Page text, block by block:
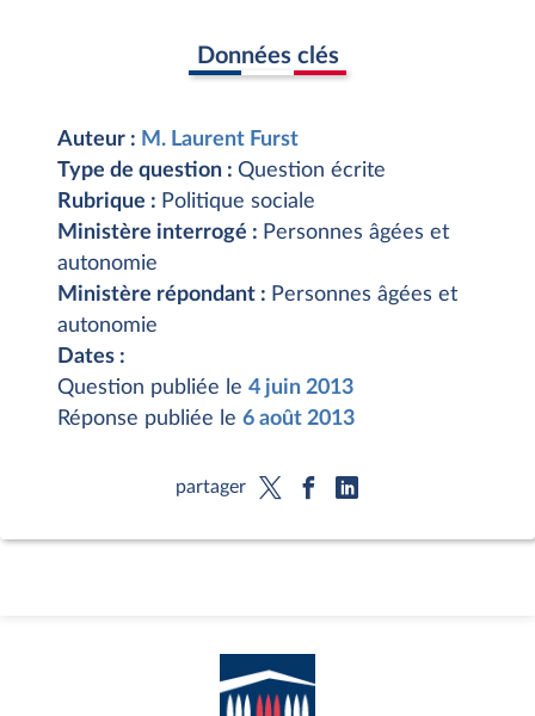
Données clés
Auteur : M. Laurent Furst
Type de question : Question écrite
Rubrique : Politique sociale
Ministère interrogé : Personnes âgées et
autonomie
Ministère répondant : Personnes âgées et
autonomie
Dates :
Question publiée le 4 juin 2013
Réponse publiée le 6 août 2013
partager